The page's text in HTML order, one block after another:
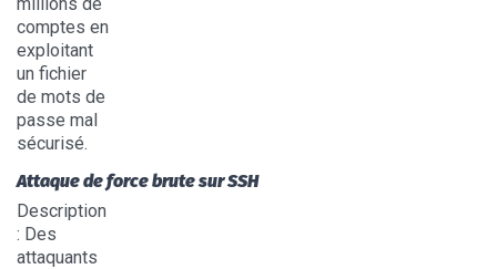
comptes en
exploitant
un fichier
de mots de
passe mal
sécurisé.
Attaque de force brute sur SSH
Description
: Des
attaquants